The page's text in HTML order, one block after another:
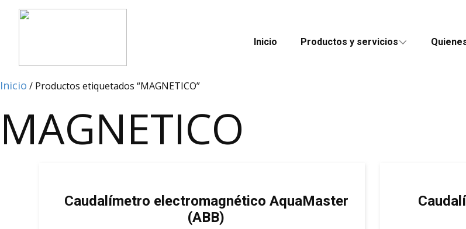
Inicio Productos y servicios
Inicio / Productos etiquetados “MAGNETICO”
MAGNETICO
Caudalímetro electromagnético AquaMaster
(ABB)